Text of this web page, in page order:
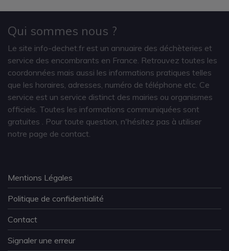
Qui sommes nous ?
Le site info-dechet.fr est un annuaire des déchèteries et
service des encombrants en France. Retrouvez toutes les
coordonnées mais aussi les informations pratiques telles
que les horaires, adresses, numéro de téléphone etc. Ce
service est un service distinct des mairies ou organismes
officiels. Toutes les informations communiquées sont
gratuites
. Pour toute question, n'hésitez pas à utiliser
notre page de contact.
Mentions Légales
Politique de confidentialité
Contact
Signaler une erreur